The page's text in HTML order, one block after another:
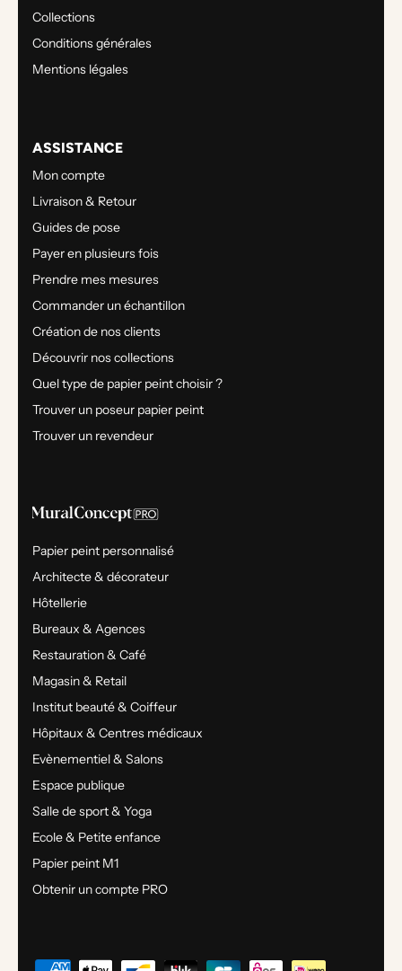
Collections
Conditions générales
Mentions légales
ASSISTANCE
Mon compte
Livraison & Retour
Guides de pose
Payer en plusieurs fois
Prendre mes mesures
Commander un échantillon
Création de nos clients
Découvrir nos collections
Quel type de papier peint choisir ?
Trouver un poseur papier peint
Trouver un revendeur
Papier peint personnalisé
Architecte & décorateur
Hôtellerie
Bureaux & Agences
Restauration & Café
Magasin & Retail
Institut beauté & Coiffeur
Hôpitaux & Centres médicaux
Evènementiel & Salons
Espace publique
Salle de sport & Yoga
Ecole & Petite enfance
Papier peint M1
Obtenir un compte PRO